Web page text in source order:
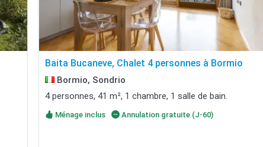
Baita Bucaneve, Chalet 4 personnes à Bormio
Bormio, Sondrio
4 personnes, 41 m², 1 chambre, 1 salle de bain.
Ménage inclus Annulation gratuite (J-60)